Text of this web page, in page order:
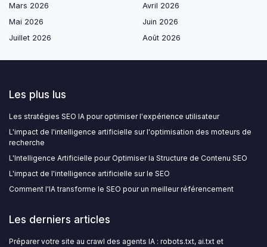
Mars 2026
Avril 2026
Mai 2026
Juin 2026
Juillet 2026
Août 2026
Les plus lus
Les stratégies SEO IA pour optimiser l'expérience utilisateur
L'impact de l'intelligence artificielle sur l'optimisation des moteurs de
recherche
L'Intelligence Artificielle pour Optimiser la Structure de Contenu SEO
L'impact de l'intelligence artificielle sur le SEO
Comment l'IA transforme le SEO pour un meilleur référencement
Les derniers articles
Préparer votre site au crawl des agents IA : robots.txt, ai.txt et